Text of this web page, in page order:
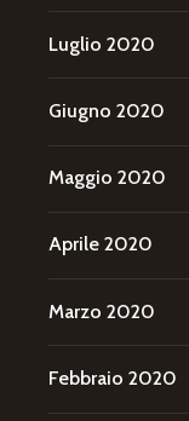
Luglio 2020
Giugno 2020
Maggio 2020
Aprile 2020
Marzo 2020
Febbraio 2020